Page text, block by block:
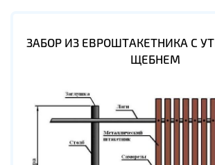
ЗАБОР ИЗ ЕВРОШТАКЕТНИКА С
ЩЕБНЕМ